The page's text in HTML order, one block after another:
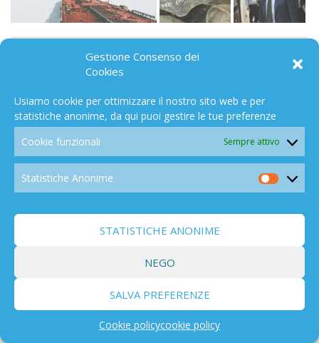
Gestione Consenso dei
Cookies
Usiamo cookie per ottimizzare il nostro sito web e per
statistiche anonime, da qui puoi gestire le tue preferenze
Cookie funzionali
Sempre attivo
Statistiche Anonime
STATISTICHE ANONIME
NEGO
SALVA PREFERENZE
Cookie policycookie policy
291
91
CAMPO ELETTROMAGNETICO
ALTRO MONDO C'È